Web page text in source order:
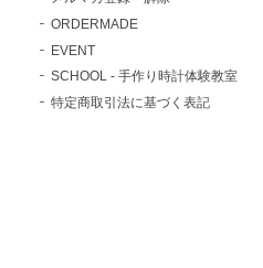
ORDERMADE
EVENT
SCHOOL - 手作り時計体験教室
特定商取引法に基づく表記